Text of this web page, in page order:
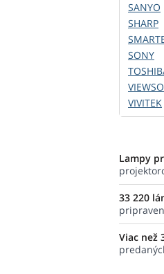
SANYO
SHARP
SONY
VIVITEK
Lampy
33 220
Viac než